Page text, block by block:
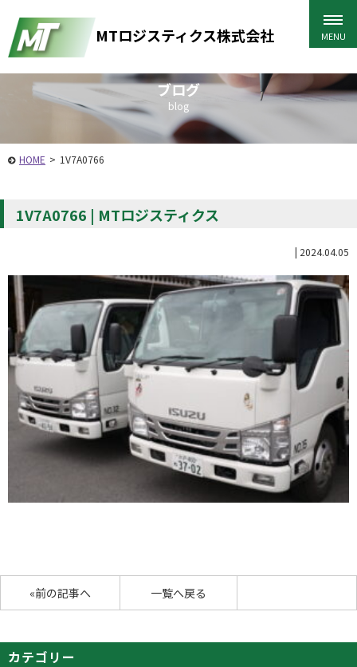
MTロジスティクス株式会社
ブログ
blog
HOME > 1V7A0766
1V7A0766 | MTロジスティクス
| 2024.04.05
«前の記事へ 一覧へ戻る
カテゴリー